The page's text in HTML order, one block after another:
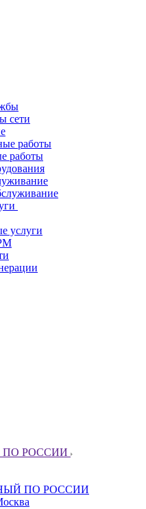
сети
работы
работы
услуги
РОССИИ
ПО РОССИИ